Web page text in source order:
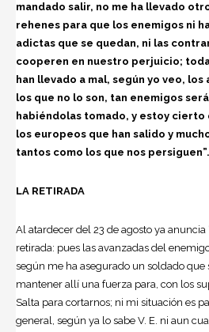
mandado salir, no me ha llevado
rehenes para que los enemigos ni
adictas que se quedan, ni las
cooperen en nuestro perjuicio;
han llevado a mal, según yo veo, los
los que no lo son, tan enemigos
habiéndolas tomado, y estoy cierto
los europeos que han salido y
tantos como los que nos persiguen”.
LA RETIRADA
Al atardecer del 23 de agosto ya
retirada: pues las avanzadas del
según me ha asegurado un soldado que
mantener allí una fuerza para, con los
Salta para cortarnos; ni mi situación es
general, según ya lo sabe V. E. ni aun